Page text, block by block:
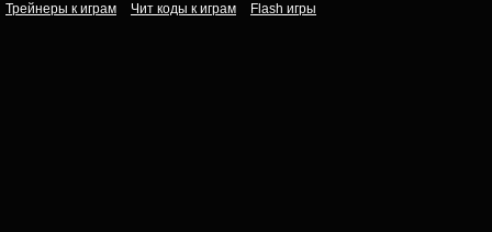
Трейнеры к играм
Чит коды к играм Flash игры